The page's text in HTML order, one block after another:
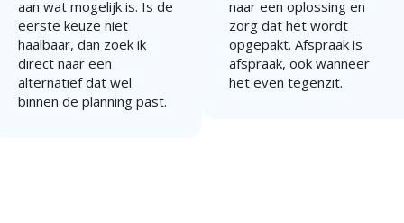
aan wat mogelijk is. Is de
eerste keuze niet
haalbaar, dan zoek ik
direct naar een
alternatief dat wel
binnen de planning past.
naar een oplossing en
zorg dat het wordt
opgepakt. Afspraak is
afspraak, ook wanneer
het even tegenzit.